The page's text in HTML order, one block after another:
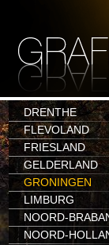
DRENTHE
FLEVOLAND
FRIESLAND
GELDERLAND
GRONINGEN
LIMBURG
NOORD-
NOORD-